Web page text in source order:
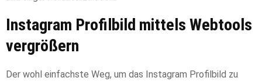
Instagram Profilbild mittels Webtools
vergrößern
Der wohl einfachste Weg, um das Instagram Profilbild zu